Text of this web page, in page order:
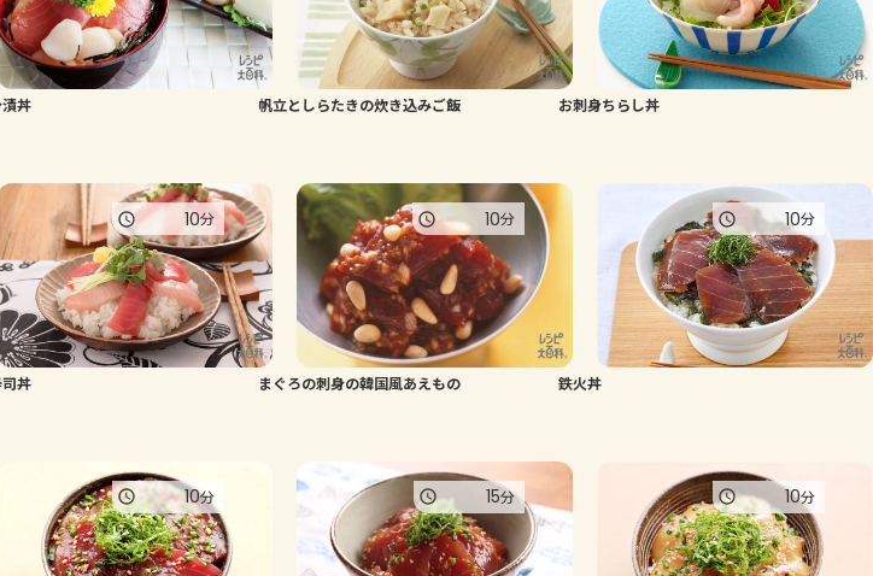
トーク
よくあるお問い合わせ
お買い物
AJINOMOTO PARK とは
丼 帆立としらたきの炊き込みご飯 お刺身ちらし丼
丼
10分
まぐろの刺身の韓国風あえもの
10分
鉄火丼
10分
10分 15分 10分